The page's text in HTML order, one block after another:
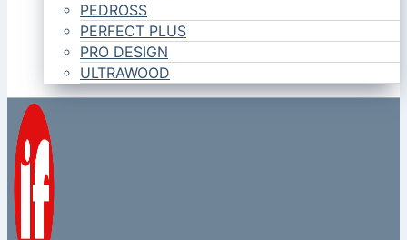
PEDROSS
PERFECT PLUS
PRO DESIGN
ULTRAWOOD